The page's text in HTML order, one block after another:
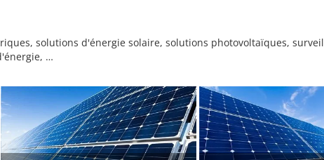
solutions d'énergie solaire, solutions photovoltaïques,
…